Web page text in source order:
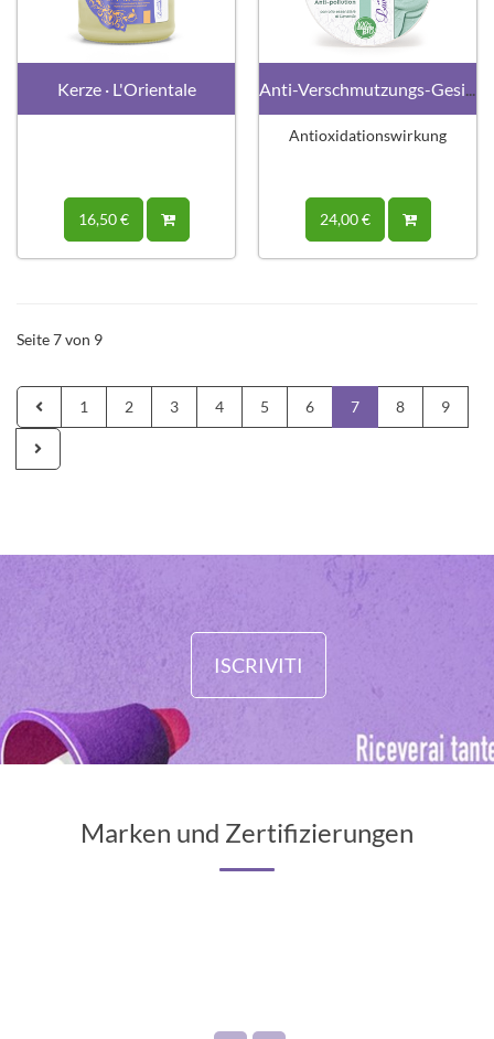
Kerze · L'Orientale
16,50 €
Antioxidationswirkung
24,00 €
Seite 7 von 9
1 2 3 4 5 6 7 8 9
ISCRIVITI
Marken und Zertifizierungen